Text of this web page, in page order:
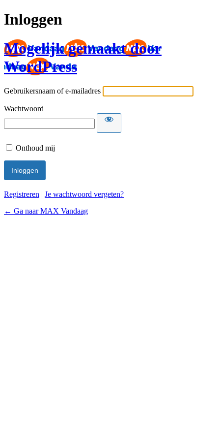
Inloggen
Mogelijk gemaakt door
WordPress
Gebruikersnaam of e-mailadres
Wachtwoord
Onthoud mij
Registreren | Je wachtwoord vergeten?
← Ga naar MAX Vandaag